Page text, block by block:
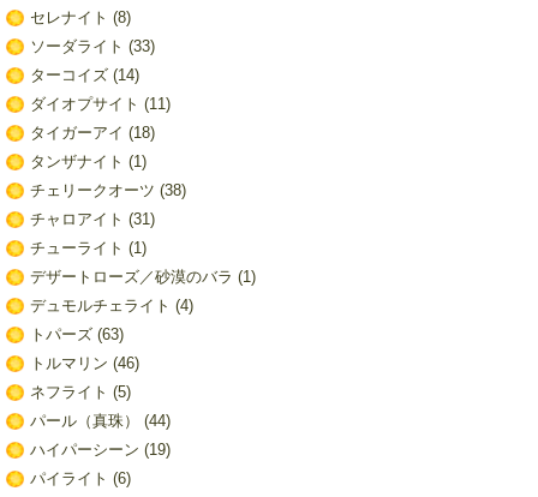
セレナイト (8)
ソーダライト (33)
ターコイズ(14)
ダイオプサイト (11)
タイガーアイ (18)
タンザナイト (1)
チェリークオーツ (38)
チャロアイト (31)
チューライト (1)
デザートローズ／砂漠のバラ (1)
デュモルチェライト (4)
トパーズ(63)
トルマリン (46)
ネフライト (5)
パール（真珠）
(44)
ハイパーシーン (19)
パイライト (6)